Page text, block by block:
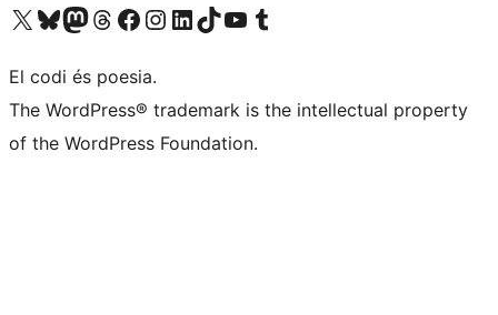
Visiteu el nostre compte X (abans Twitter)
Visiteu el nostre compte de Bluesky
Visiteu el nostre compte al Mastodon
Visiteu el nostre compte de Threads
Visiteu la nostra pàgina al Facebook
Visiteu el nostre compte d'Instagram
Visiteu el nostre compte de LinkedIn
Visiteu el nostre compte de TikTok
Visiteu el nostre canal al YouTube
Visiteu el nostre compte de Tumblr
El codi és poesia.
The WordPress® trademark is the intellectual property
of the WordPress Foundation.